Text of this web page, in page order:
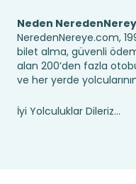
Neden
NeredenNereye.com,
bilet alma, güvenli
alan 200’den fazla
ve her yerde
İyi Yolculuklar Dileriz...